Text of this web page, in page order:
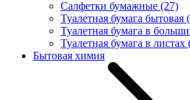
Салфетки бумажные (27)
Туалетная бумага бытовая
Туалетная бумага в
Туалетная бумага в листах
Бытовая химия